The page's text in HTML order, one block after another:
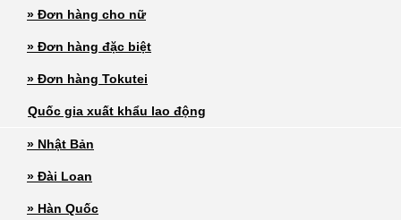
» Đơn hàng cho nữ
» Đơn hàng đặc biệt
» Đơn hàng Tokutei
Quốc gia xuất khẩu lao động
» Nhật Bản
» Đài Loan
» Hàn Quốc